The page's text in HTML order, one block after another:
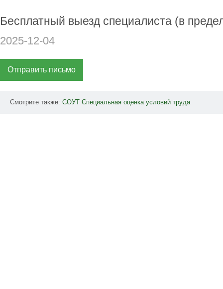
Бесплатный выезд специалиста (в
2025-12-04
Отправить письмо
Смотрите также: СОУТ Специальная оценка условий труда